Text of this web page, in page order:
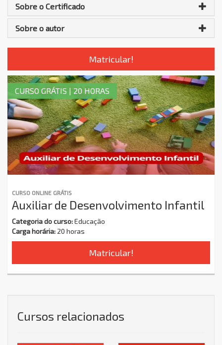
Sobre o Certificado
Sobre o autor
Matricular!
CURSO ONLINE GRÁTIS
Auxiliar de Desenvolvimento Infantil
Categoria do curso:Educação
Carga horária: 20 horas
Matricular!
CURSO GRÁTIS | 20 HORAS
Cursos relacionados